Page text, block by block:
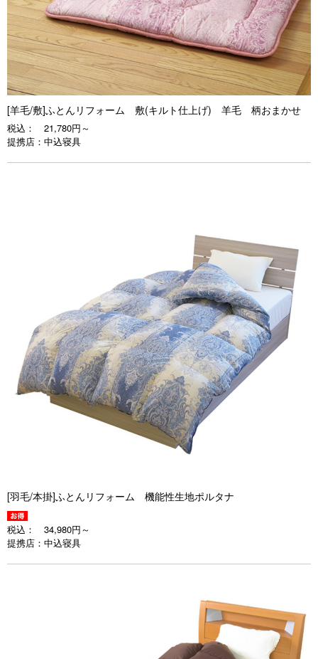
[羊毛/敷]ふとんリフォーム 敷(キルト仕上げ) 羊毛 柄おまかせ
税込：
21,780円～
提携店： 中込寝具
[羽毛/本掛]ふとんリフォーム 機能性生地ポルタナ
税込：
34,980円～
提携店： 中込寝具